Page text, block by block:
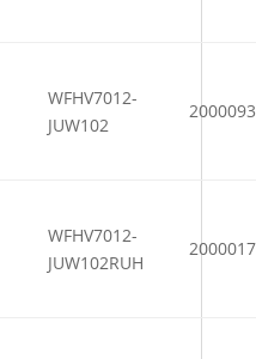
WFHV7012-
JUW102
WFHV7012-
JUW102RUH